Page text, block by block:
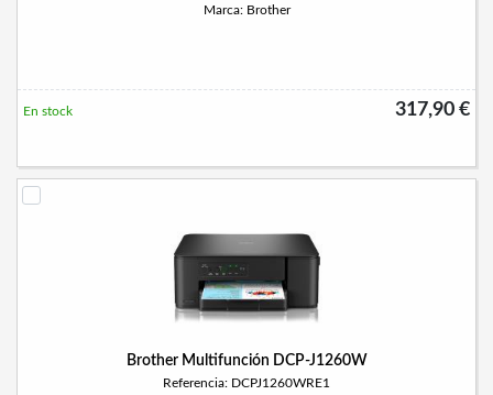
Marca: Brother
317,90 €
En stock
Brother Multifunción DCP-J1260W
Referencia: DCPJ1260WRE1